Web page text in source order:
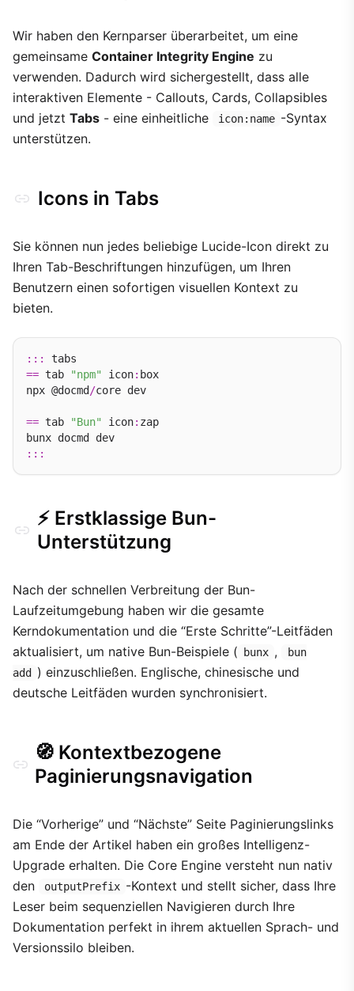
Wir haben den Kernparser überarbeitet, um eine
gemeinsame Container Integrity Engine zu
verwenden. Dadurch wird sichergestellt, dass alle
interaktiven Elemente - Callouts, Cards, Collapsibles
und jetzt Tabs - eine einheitliche icon:name -Syntax
unterstützen.
Icons in Tabs
Sie können nun jedes beliebige Lucide-Icon direkt zu
Ihren Tab-Beschriftungen hinzufügen, um Ihren
Benutzern einen sofortigen visuellen Kontext zu
bieten.
:::
== tab "npm" icon: box
npx @docmd /core dev
== tab "Bun" icon: zap
:::
⚡ Erstklassige Bun-
Unterstützung
Nach der schnellen Verbreitung der Bun-
Laufzeitumgebung haben wir die gesamte
Kerndokumentation und die “Erste Schritte”-Leitfäden
aktualisiert, um native Bun-Beispiele (
bunx ,
bun
add
) einzuschließen. Englische, chinesische und
deutsche Leitfäden wurden synchronisiert.
🧭 Kontextbezogene
Paginierungsnavigation
Die “Vorherige” und “Nächste” Seite Paginierungslinks
am Ende der Artikel haben ein großes Intelligenz-
Upgrade erhalten. Die Core Engine versteht nun nativ
den
outputPrefix -Kontext und stellt sicher, dass Ihre
Leser beim sequenziellen Navigieren durch Ihre
Dokumentation perfekt in ihrem aktuellen Sprach- und
Versionssilo bleiben.